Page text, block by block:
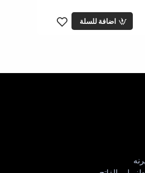
اضافة للسلة